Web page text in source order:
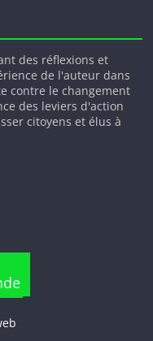
des réflexions et
de l'auteur dans
contre le changement
des leviers d'action
citoyens et élus à